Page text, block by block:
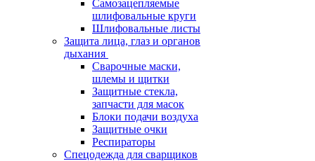
Самозацепляемые
шлифовальные круги
Шлифовальные листы
Защита лица, глаз и органов
дыхания
Сварочные маски,
шлемы и щитки
Защитные стекла,
запчасти для масок
Блоки подачи воздуха
Защитные очки
Респираторы
Спецодежда для сварщиков